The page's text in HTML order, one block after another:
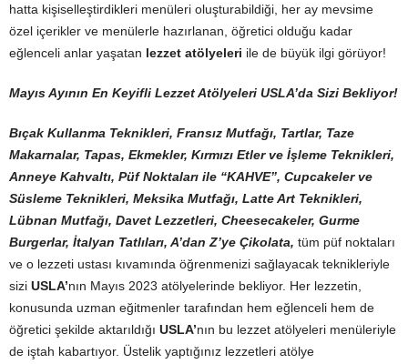
hatta kişiselleştirdikleri menüleri oluşturabildiği, her ay mevsime
özel içerikler ve menülerle hazırlanan, öğretici olduğu kadar
eğlenceli anlar yaşatan lezzet atölyeleri ile de büyük ilgi görüyor!
Mayıs Ayının En Keyifli Lezzet Atölyeleri USLA’da Sizi Bekliyor!
Bıçak Kullanma Teknikleri, Fransız Mutfağı, Tartlar, Taze
Makarnalar, Tapas, Ekmekler, Kırmızı Etler ve İşleme Teknikleri,
Anneye Kahvaltı, Püf Noktaları ile “KAHVE”, Cupcakeler ve
Süsleme Teknikleri, Meksika Mutfağı, Latte Art Teknikleri,
Lübnan Mutfağı, Davet Lezzetleri, Cheesecakeler, Gurme
Burgerlar, İtalyan Tatlıları, A’dan Z’ye Çikolata, tüm püf noktaları
ve o lezzeti ustası kıvamında öğrenmenizi sağlayacak teknikleriyle
sizi USLA’nın Mayıs 2023 atölyelerinde bekliyor. Her lezzetin,
konusunda uzman eğitmenler tarafından hem eğlenceli hem de
öğretici şekilde aktarıldığı USLA’nın bu lezzet atölyeleri menüleriyle
de iştah kabartıyor. Üstelik yaptığınız lezzetleri atölye